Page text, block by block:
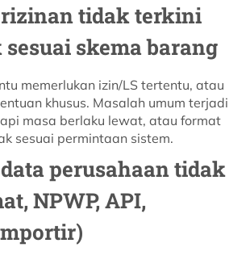
tidak terkini
skema barang
memerlukan izin/LS tertentu, atau
khusus. Masalah umum terjadi
masa berlaku lewat, atau format
sesuai permintaan sistem.
perusahaan tidak
NPWP, API,